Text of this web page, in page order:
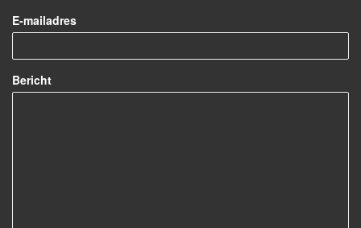
E-mailadres
Bericht